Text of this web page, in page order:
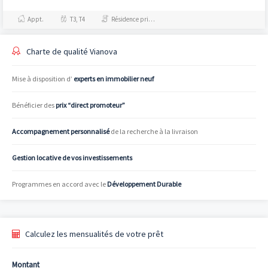
également quelques opportunités de programmes neufs,
de Paris...
Appt. T3, T4 Résidence principale / PTZ, Investissement et Défiscalisation
Charte de qualité Vianova
Mise à disposition d’ experts en immobilier neuf
Bénéficier des prix “direct promoteur”
Accompagnement personnaliséde la recherche à la livraison
Gestion locative de vos investissements
Programmes en accord avec le Développement Durable
Calculez les mensualités de votre prêt
Montant